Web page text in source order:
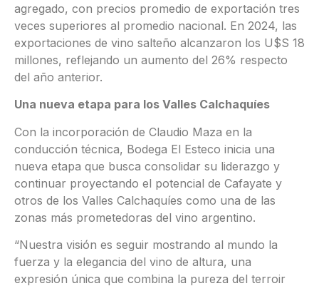
agregado, con precios promedio de exportación tres
veces superiores al promedio nacional. En 2024, las
exportaciones de vino salteño alcanzaron los U$S 18
millones, reflejando un aumento del 26% respecto
del año anterior.
Una nueva etapa para los Valles Calchaquíes
Con la incorporación de Claudio Maza en la
conducción técnica, Bodega El Esteco inicia una
nueva etapa que busca consolidar su liderazgo y
continuar proyectando el potencial de Cafayate y
otros de los Valles Calchaquíes como una de las
zonas más prometedoras del vino argentino.
“Nuestra visión es seguir mostrando al mundo la
fuerza y la elegancia del vino de altura, una
expresión única que combina la pureza del terroir